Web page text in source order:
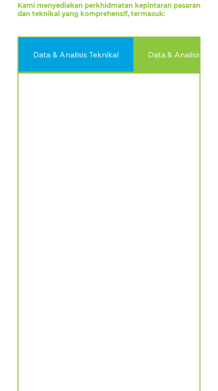
Kami menyediakan perkhidmatan kepintaran pasaran
dan teknikal yang komprehensif, termasuk:
Data & Analisis Teknikal Data & Analisis